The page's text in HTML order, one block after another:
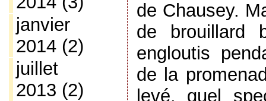
janvier
2014(2)
juillet
2013 (2)
de Chausey.
de brouillard
engloutis
de la
levé, quel